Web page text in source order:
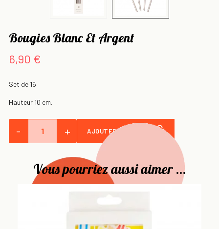
Bougies Blanc Et Argent
6,90 €
Set de 16
Hauteur 10 cm.
- + AJOUTER AU PANIER
Vous pourriez aussi aimer ...